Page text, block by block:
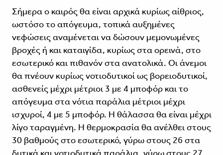
Σήμερα ο καιρός θα είναι αρχικά κυρίως αίθριος,
ωστόσο το απόγευμα, τοπικά αυξημένες
νεφώσεις αναμένεται να δώσουν μεμονωμένες
βροχές ή και καταιγίδα, κυρίως στα ορεινά, στο
εσωτερικό και πιθανόν στα ανατολικά. Οι άνεμοι
θα πνέουν κυρίως νοτιοδυτικοί ως βορειοδυτικοί,
ασθενείς μέχρι μέτριοι 3 με 4 μποφόρ και το
απόγευμα στα νότια παράλια μέτριοι μέχρι
ισχυροί, 4 με 5 μποφόρ. Η θάλασσα θα είναι μέχρι
λίγο ταραγμένη. Η θερμοκρασία θα ανέλθει στους
30 βαθμούς στο εσωτερικό, γύρω στους 26 στα